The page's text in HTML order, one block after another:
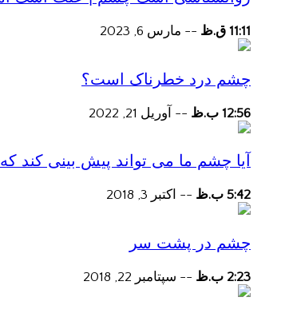
11:11 ق.ظ -- مارس 6, 2023
چشم درد خطرناک است؟
12:56 ب.ظ -- آوریل 21, 2022
آیا چشم ما می تواند پیش بینی
5:42 ب.ظ -- اکتبر 3, 2018
چشم در پشت سر
2:23 ب.ظ -- سپتامبر 22, 2018